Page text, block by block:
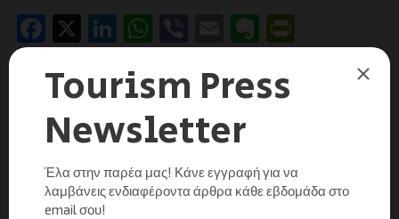
Facebook
X LinkedIn
WhatsApp
ViberEmailEvernote
Πολεμικό Μουσείο
Tourism Press